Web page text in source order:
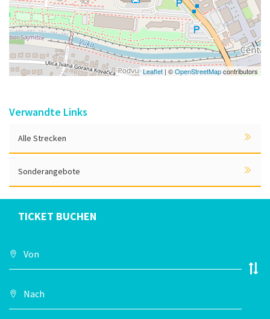
Leaflet | ©OpenStreetMapcontributors
Verwandte Links
Alle Strecken
Sonderangebote
TICKET BUCHEN